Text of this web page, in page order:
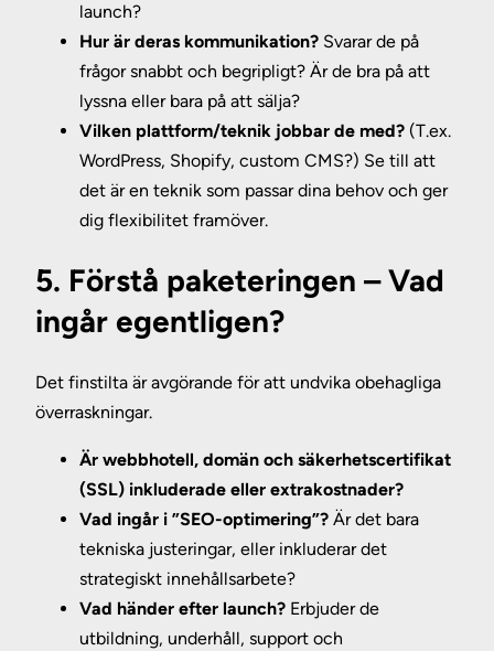
launch?
Hur är deras kommunikation? Svarar de på
frågor snabbt och begripligt? Är de bra på att
lyssna eller bara på att sälja?
Vilken plattform/teknik jobbar de med? (T.ex.
WordPress, Shopify, custom CMS?) Se till att
det är en teknik som passar dina behov och ger
dig flexibilitet framöver.
5. Förstå paketeringen – Vad
ingår egentligen?
Det finstilta är avgörande för att undvika obehagliga
överraskningar.
Är webbhotell, domän och säkerhetscertifikat
(SSL) inkluderade eller extrakostnader?
Vad ingår i ”SEO-optimering”? Är det bara
tekniska justeringar, eller inkluderar det
strategiskt innehållsarbete?
Vad händer efter launch? Erbjuder de
utbildning, underhåll, support och